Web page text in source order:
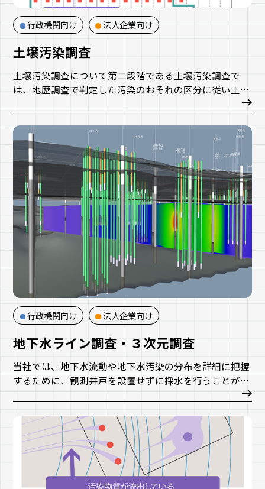
行政機関向け 法人企業向け
土壌汚染調査
土壌汚染調査について第二段階である土壌汚染調査で
は、地歴調査で判定した汚染のおそれの区分に従い土壌
把握し、STEP2詳細調査で深度方向の汚染範囲を把握す
ることで、汚染の有無と全体像を把握します。
行政機関向け 法人企業向け
地下水ライン調査・３次元調査
当社では、地下水流動や地下水汚染の分布を詳細に把握
するために、観測井戸を設置せずに採水を行うことが可
能な地下水ライン調査や、観測井戸内の地下水を深度別
の3次元的な把握をご提案しております。